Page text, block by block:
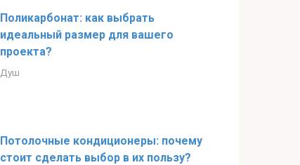
Поликарбонат: как выбрать
идеальный размер для вашего
проекта?
Душ
Потолочные кондиционеры: почему
стоит сделать выбор в их пользу?